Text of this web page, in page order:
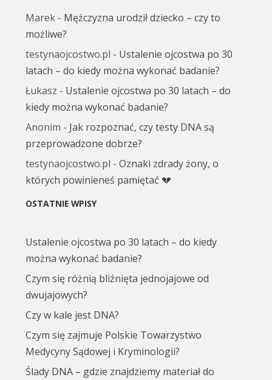
Marek - Mężczyzna urodził dziecko – czy to
możliwe?
testynaojcostwo.pl - Ustalenie ojcostwa po 30
latach – do kiedy można wykonać badanie?
Łukasz - Ustalenie ojcostwa po 30 latach – do
kiedy można wykonać badanie?
Anonim - Jak rozpoznać, czy testy DNA są
przeprowadzone dobrze?
testynaojcostwo.pl -Oznaki zdrady żony, o
których powinieneś pamiętać 💔
OSTATNIE WPISY
Ustalenie ojcostwa po 30 latach – do kiedy
można wykonać badanie?
Czym się różnią bliźnięta jednojajowe od
dwujajowych?
Czy w kale jest DNA?
Czym się zajmuje Polskie Towarzystwo
Medycyny Sądowej i Kryminologii?
Ślady DNA – gdzie znajdziemy materiał do